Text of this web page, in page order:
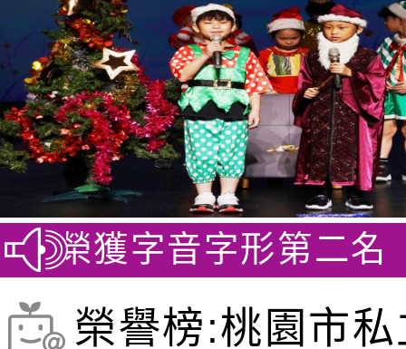
字音字形第二名 賀~
榮譽榜:桃園市